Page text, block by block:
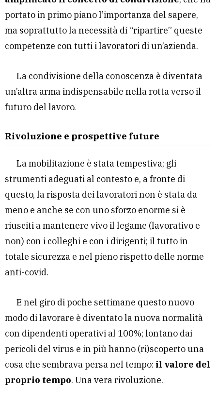
portato in primo piano l’importanza del sapere,
ma soprattutto la necessità di “ripartire” queste
competenze con tutti i lavoratori di un’azienda.
La condivisione della conoscenza è diventata
un’altra arma indispensabile nella rotta verso il
futuro del lavoro.
Rivoluzione e prospettive future
La mobilitazione è stata tempestiva; gli
strumenti adeguati al contesto e, a fronte di
questo, la risposta dei lavoratori non è stata da
meno e anche se con uno sforzo enorme si è
riusciti a mantenere vivo il legame (lavorativo e
non) con i colleghi e con i dirigenti; il tutto in
totale sicurezza e nel pieno rispetto delle norme
anti-covid.
E nel giro di poche settimane questo nuovo
modo di lavorare è diventato la nuova normalità
con dipendenti operativi al 100%; lontano dai
pericoli del virus e in più hanno (ri)scoperto una
cosa che sembrava persa nel tempo: il valore del
proprio tempo. Una vera rivoluzione.